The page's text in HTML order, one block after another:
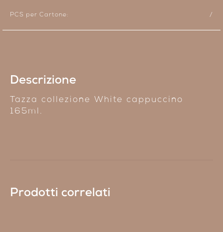
PCS per Cartone: /
Descrizione
Tazza collezione White cappuccino
165ml.
Prodotti correlati